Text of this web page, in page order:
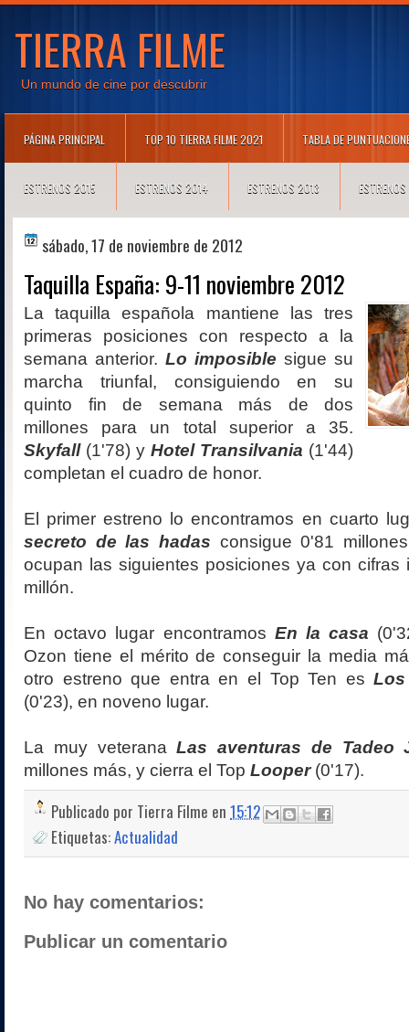
TIERRA FILME
Un mundo de cine por descubrir
PÁGINA PRINCIPAL TOP 10 TIERRA FILME 2021 TABLA DE
ESTRENOS 2015 ESTRENOS 2014 ESTRENOS 2013
sábado, 17 de noviembre de 2012
Taquilla España: 9-11 noviembre 2012
La taquilla española mantiene las tres
primeras posiciones con respecto a la
semana anterior. Lo imposible sigue su
marcha triunfal, consiguiendo en su
quinto fin de semana más de dos
millones para un total superior a 35.
Skyfall(1'78) y Hotel Transilvania (1'44)
completan el cuadro de honor.
El primer estreno lo encontramos en cuarto
secreto de las hadas consigue 0'81
ocupan las siguientes posiciones ya con cifras
millón.
En octavo lugar encontramos En la casa
Ozon tiene el mérito de conseguir la media
otro estreno que entra en el Top Ten es
(0'23), en noveno lugar.
La muy veteranaLas aventuras de Tadeo
millones más, y cierra el Top Looper(0'17).
Publicado por Tierra Filme en 15:12
Etiquetas:Actualidad
No hay comentarios:
Publicar un comentario